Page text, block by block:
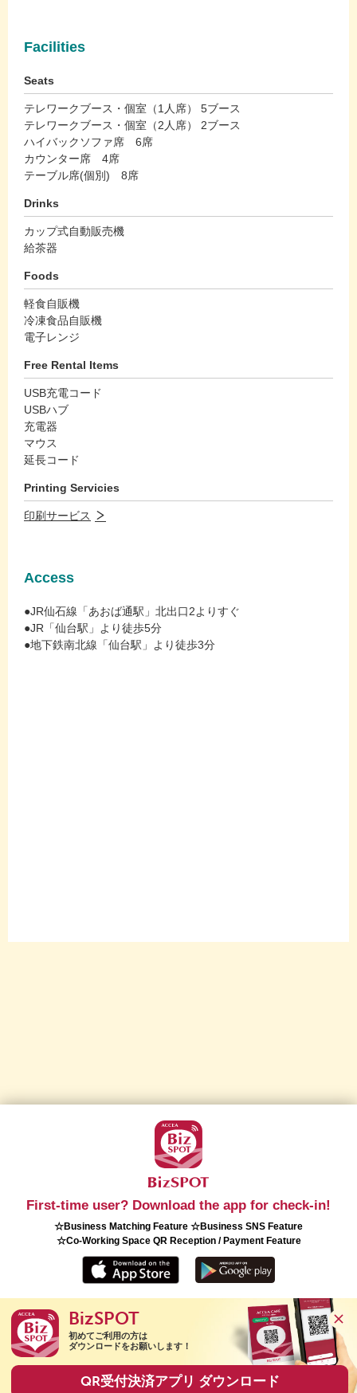
Facilities
Seats
テレワークブース・個室（1人席） 5ブース
テレワークブース・個室（2人席） 2ブース
ハイバックソファ席 6席
カウンター席 4席
テーブル席(個別) 8席
Drinks
カップ式自動販売機
給茶器
Foods
軽食自販機
冷凍食品自販機
電子レンジ
Free Rental Items
USB充電コード
USBハブ
充電器
マウス
延長コード
Printing Servicies
印刷サービス
Access
●JR仙石線「あおば通駅」北出口2よりすぐ
●JR「仙台駅」より徒歩5分
●地下鉄南北線「仙台駅」より徒歩3分
First-time user? Download the app for check-in!
☆Business Matching Feature ☆Business SNS Feature
☆Co-Working Space QR Reception / Payment Feature
Copyright(C) 2026 ACCEA Co., Ltd. All Rights Reserved.
BizSPOT
初めてご利用の方は
ダウンロードをお願いします！
QR受付決済アプリ ダウンロード